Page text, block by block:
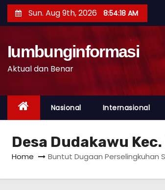
Sun. Aug 9th, 2026 8:54:19 AM
Iumbunginformasi
Aktual dan Benar
Nasional Internasional
Desa Dudakawu
Home Buntut Dugaan Perselingkuhan